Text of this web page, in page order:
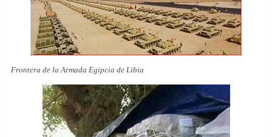
Frontera de la Armada Egipcia de Libia